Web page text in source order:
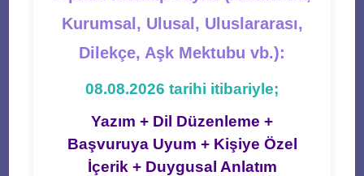
Kurumsal, Ulusal, Uluslararası,
Dilekçe, Aşk Mektubu vb.):
08.08.2026 tarihi itibariyle;
Yazım + Dil Düzenleme +
Başvuruya Uyum + Kişiye Özel
İçerik + Duygusal Anlatım